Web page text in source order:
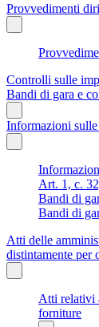
Provvedimenti
Controlli sulle
Bandi di gara e
Informazioni
Art. 1, c.
Bandi di
Bandi di
Atti delle
distintamente per
Atti relativi
forniture